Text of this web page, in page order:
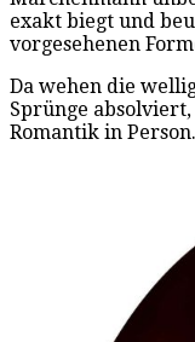
exakt biegt und
vorgesehenen
Da wehen die
Sprünge
Romantik in Person.